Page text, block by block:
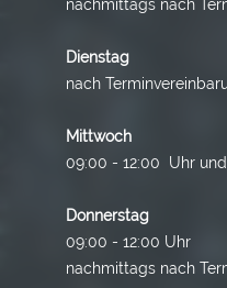
nachmittags nach
Dienstag
nach
Mittwoch
09:00 - 12:00 Uhr
Donnerstag
09:00 - 12:00 Uhr
nachmittags nach